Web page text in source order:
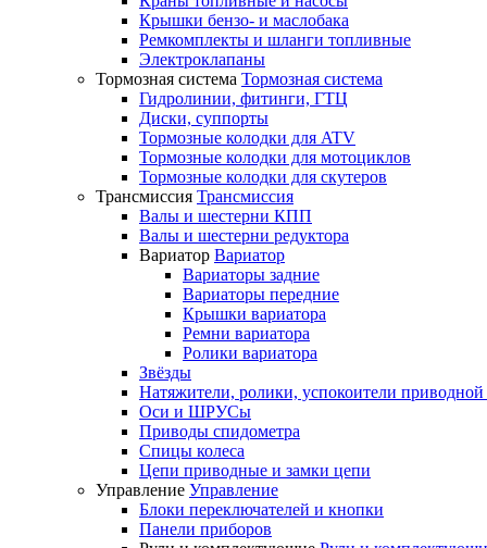
Крышки бензо- и маслобака
Ремкомплекты и шланги топливные
Электроклапаны
Тормозная система Тормозная система
Гидролинии, фитинги, ГТЦ
Диски, суппорты
Тормозные колодки для ATV
Тормозные колодки для мотоциклов
Тормозные колодки для скутеров
Трансмиссия Трансмиссия
Валы и шестерни КПП
Валы и шестерни редуктора
Вариатор Вариатор
Вариаторы задние
Вариаторы передние
Крышки вариатора
Ремни вариатора
Ролики вариатора
Звёзды
Натяжители, ролики, успокоители
Оси и ШРУСы
Приводы спидометра
Спицы колеса
Цепи приводные и замки цепи
Управление Управление
Блоки переключателей и кнопки
Панели приборов